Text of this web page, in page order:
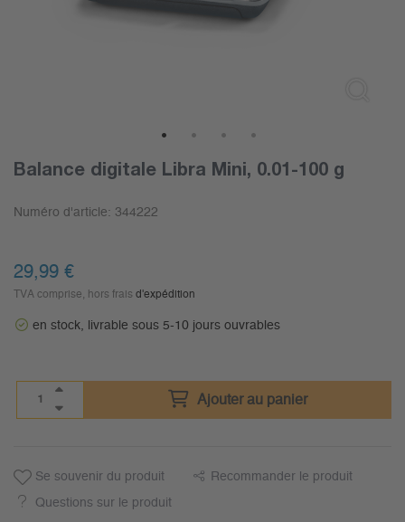
Balance digitale Libra Mini, 0.01-100 g
Numéro d'article: 344222
29,99 €
TVA comprise, hors frais d'expédition
en stock, livrable sous 5-10 jours ouvrables
Ajouter au panier
Se souvenir du produit Recommander le produit
Questions sur le produit